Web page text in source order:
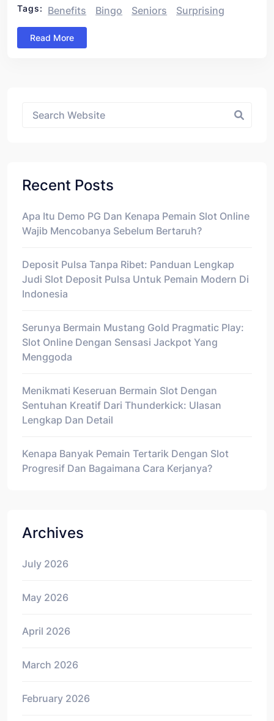
Tags: Benefits Bingo Seniors Surprising
Read More
Recent Posts
Apa Itu Demo PG Dan Kenapa Pemain Slot Online
Wajib Mencobanya Sebelum Bertaruh?
Deposit Pulsa Tanpa Ribet: Panduan Lengkap
Judi Slot Deposit Pulsa Untuk Pemain Modern Di
Indonesia
Serunya Bermain Mustang Gold Pragmatic Play:
Slot Online Dengan Sensasi Jackpot Yang
Menggoda
Menikmati Keseruan Bermain Slot Dengan
Sentuhan Kreatif Dari Thunderkick: Ulasan
Lengkap Dan Detail
Kenapa Banyak Pemain Tertarik Dengan Slot
Progresif Dan Bagaimana Cara Kerjanya?
Archives
July 2026
May 2026
April 2026
March 2026
February 2026